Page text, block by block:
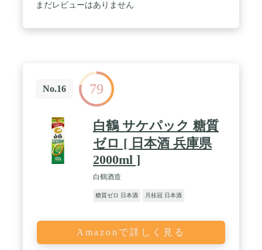
まだレビューはありません
No.16 79
白鶴 サケパック 糖質
ゼロ [ 日本酒 兵庫県
2000ml ]
白鶴酒造
糖質ゼロ 日本酒 月桂冠 日本酒
Amazonで詳しく見る